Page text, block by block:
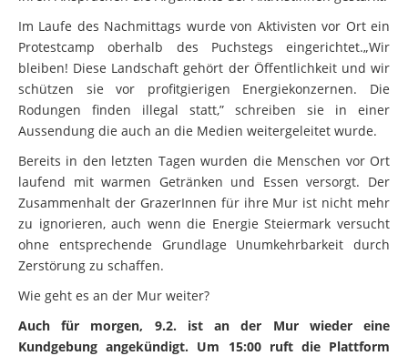
Im Laufe des Nachmittags wurde von Aktivisten vor Ort ein
Protestcamp oberhalb des Puchstegs eingerichtet.„Wir
bleiben! Diese Landschaft gehört der Öffentlichkeit und wir
schützen sie vor profitgierigen Energiekonzernen. Die
Rodungen finden illegal statt,” schreiben sie in einer
Aussendung die auch an die Medien weitergeleitet wurde.
Bereits in den letzten Tagen wurden die Menschen vor Ort
laufend mit warmen Getränken und Essen versorgt. Der
Zusammenhalt der GrazerInnen für ihre Mur ist nicht mehr
zu ignorieren, auch wenn die Energie Steiermark versucht
ohne entsprechende Grundlage Unumkehrbarkeit durch
Zerstörung zu schaffen.
Wie geht es an der Mur weiter?
Auch für morgen, 9.2. ist an der Mur wieder eine
Kundgebung angekündigt. Um 15:00 ruft die Plattform